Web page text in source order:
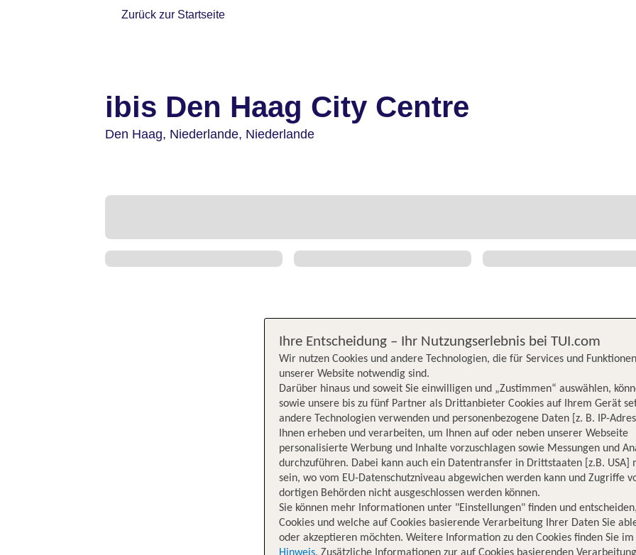
Zurück zur Startseite
ibis Den Haag City Centre
Den Haag, Niederlande, Niederlande
Ihre Entscheidung – Ihr Nutzungserlebnis bei TUI.com
Wir nutzen Cookies und andere Technologien, die für Services und
unserer Website notwendig sind.
Darüber hinaus und soweit Sie einwilligen und „Zustimmen“ auswählen,
sowie unsere bis zu fünf Partner als Drittanbieter Cookies auf Ihrem Gerät
andere Technologien verwenden und personenbezogene Daten [z. B. IP-
Ihnen erheben und verarbeiten, um Ihnen auf oder neben unserer Webseite
personalisierte Werbung und Inhalte vorzuschlagen sowie Messungen und
durchzuführen. Dabei kann auch ein Datentransfer in Drittstaaten [z.B. USA]
sein, wo vom EU-Datenschutzniveau abgewichen werden kann und Zugriffe
dortigen Behörden nicht ausgeschlossen werden können.
Sie können mehr Informationen unter "Einstellungen" finden und
Cookies und welche auf Cookies basierende Verarbeitung Ihrer Daten Sie
oder akzeptieren möchten. Weitere Information zu den Cookies finden Sie im